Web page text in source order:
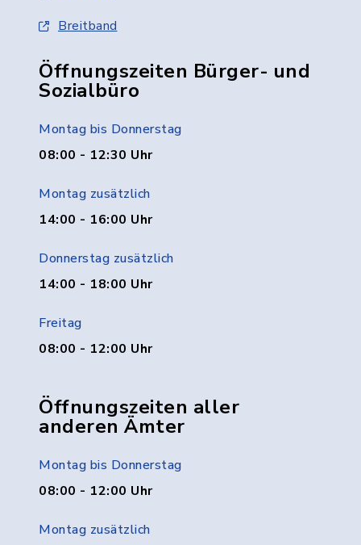
Breitband
Öffnungszeiten Bürger- und
Sozialbüro
Montag bis Donnerstag
08:00 - 12:30 Uhr
Montag zusätzlich
14:00 - 16:00 Uhr
Donnerstag zusätzlich
14:00 - 18:00 Uhr
Freitag
08:00 - 12:00 Uhr
Öffnungszeiten aller
anderen Ämter
Montag bis Donnerstag
08:00 - 12:00 Uhr
Montag zusätzlich